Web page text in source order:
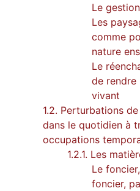
Le
Les
comme
nature
Le
de rendre
vivant
1.2. Perturbations
dans le quotidien à
occupations
1.2.1. Les
Le
foncier,